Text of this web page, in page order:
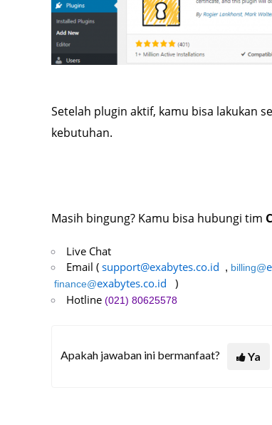
Setelah plugin aktif, kamu bisa lakukan
kebutuhan.
Masih bingung? Kamu bisa hubungi tim
Live Chat
Email ( support@exabytes.co.id , billing@
finance@exabytes.co.id
)
Hotline (021) 80625578
Apakah jawaban ini bermanfaat? Ya